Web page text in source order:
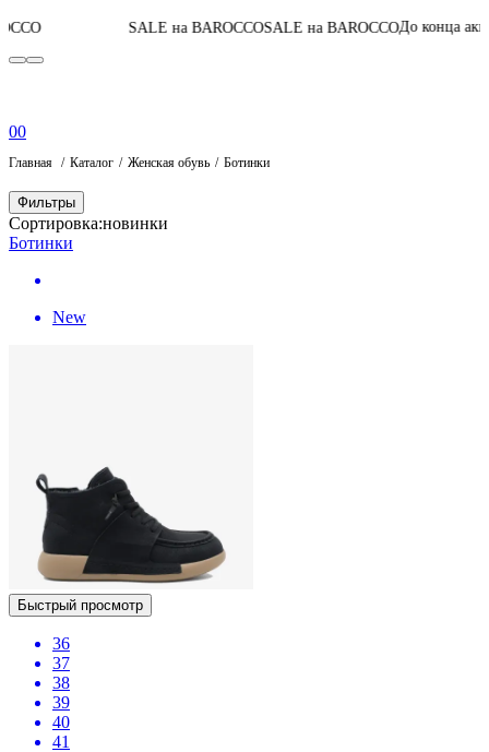
SALE на BAROCCOSALE на BAROCCOДо конца акции05:21:38:
00
Главная Каталог Женская обувь Ботинки
Фильтры
Сортировка:новинки
Ботинки
New
Быстрый просмотр
36
37
38
39
40
41